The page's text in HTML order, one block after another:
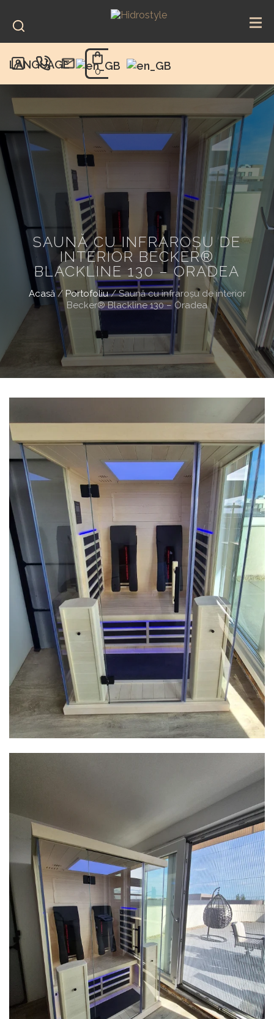
content
LANGUAGE
0
SAUNĂ CU INFRAROŞU DE
INTERIOR BECKER®
BLACKLINE 130 – ORADEA
Acasă/ Portofoliu/Saună cu infraroşu de interior
Becker® Blackline 130 – Oradea